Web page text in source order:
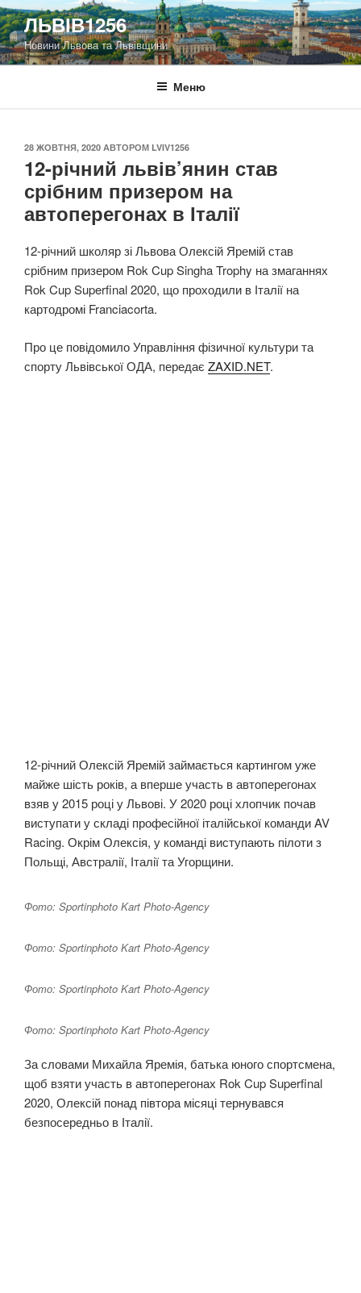
Перейти
до
вмісту
ЛЬВІВ1256
Новини Львова та Львівщини
Меню
ОПУБЛІКОВАНО
28 ЖОВТНЯ, 2020 АВТОРОМ LVIV1256
12-річний львів’янин став
срібним призером на
автоперегонах в Італії
12-річний школяр зі Львова Олексій Яремій став
срібним призером Rok Cup Singha Trophy на змаганнях
Rok Cup Superfinal 2020, що проходили в Італії на
картодромі Franciacorta.
Про це повідомило Управління фізичної культури та
спорту Львівської ОДА, передає ZAXID.NET.
12-річний Олексій Яремій займається картингом уже
майже шість років, а вперше участь в автоперегонах
взяв у 2015 році у Львові. У 2020 році хлопчик почав
виступати у складі професійної італійської команди AV
Racing. Окрім Олексія, у команді виступають пілоти з
Польщі, Австралії, Італії та Угорщини.
Фото: Sportinphoto Kart Photo-Agency
Фото: Sportinphoto Kart Photo-Agency
Фото: Sportinphoto Kart Photo-Agency
Фото: Sportinphoto Kart Photo-Agency
За словами Михайла Яремія, батька юного спортсмена,
щоб взяти участь в автоперегонах Rok Cup Superfinal
2020, Олексій понад півтора місяці тернувався
безпосередньо в Італії.